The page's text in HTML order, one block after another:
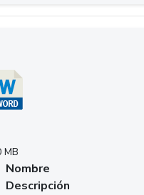
MB
Nombre
Descripción